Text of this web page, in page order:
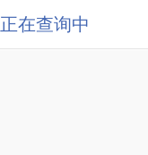
正在查询中